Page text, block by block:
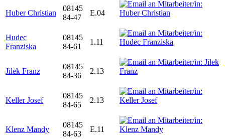
Huber Christian
08145
84-47
E.04
Hudec
Franziska
08145
84-61
1.11
Jilek Franz
08145
84-36
2.13
Keller Josef
08145
84-65
2.13
Klenz Mandy
08145
84-63
E.11